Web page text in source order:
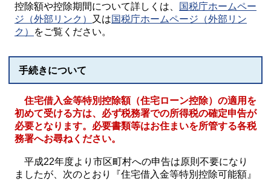
控除額や控除期間について詳しくは、
国税庁ホームペー
ジ（外部リンク）
又は国税庁ホームページ（外部リン
ク）
をご覧ください。
手続きについて
住宅借入金等特別控除額（住宅ローン控除）の適用を
初めて受ける方は、必ず税務署での所得税の確定申告が
必要となります。必要書類等はお住まいを所管する各税
務署へお尋ねください。
平成22年度より市区町村への申告は原則不要になり
ましたが、次のとおり『住宅借入金等特別控除可能額』